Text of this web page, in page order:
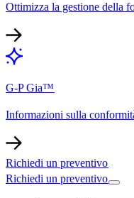
Ottimizza la gestione della
G-P Gia™​​
Informazioni sulla
Richiedi un preventivo​​
Richiedi un preventivo​​